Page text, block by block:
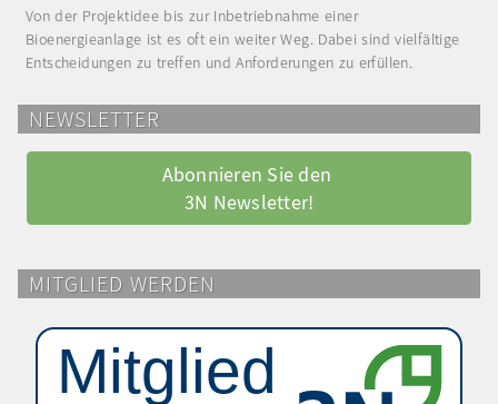
Von der Projektidee bis zur Inbetriebnahme einer
Bioenergieanlage ist es oft ein weiter Weg. Dabei sind vielfältige
Entscheidungen zu treffen und Anforderungen zu erfüllen.
NEWSLETTER
Abonnieren Sie den
3N Newsletter!
MITGLIED WERDEN